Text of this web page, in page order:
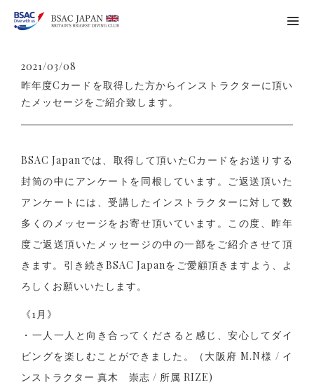
2021/03/08
昨年度Cカードを取得した方からインストラクターに頂い
たメッセージをご紹介致します。
BSAC Japanでは、取得して頂いたCカードをお送りする
封筒の中にアンケートを同根しています。ご返送頂いた
アンケートには、受講したインストラクターに対して数
多くのメッセージをお寄せ頂いています。この度、昨年
度ご返送頂いたメッセージの中の一部をご紹介させて頂
きます。引き続きBSAC Japanをご愛顧頂きますよう、よ
ろしくお願いいたします。
《1月》
・一人一人と向き合ってくださると感じ、安心してダイ
ビングを楽しむことができました。（大阪府 M.N様 / イ
ンストラクター 真木 崇志 / 所属 RIZE)